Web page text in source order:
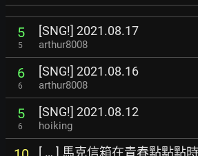
5
5
[SNG!] 2021.08.17
arthur8008
6
6
[SNG!] 2021.08.16
arthur8008
5
6
[SNG!] 2021.08.12
hoiking
[ … ] 馬克信箱在青春點點點